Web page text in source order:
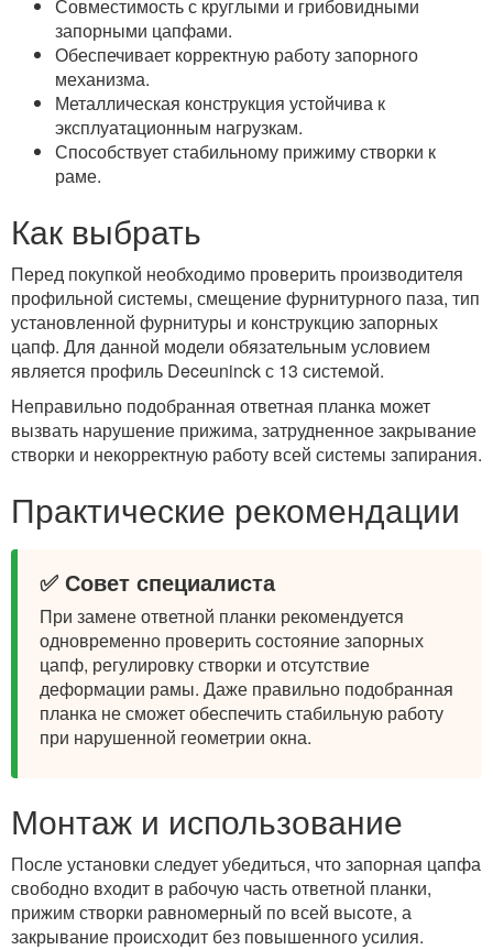
Совместимость с круглыми и грибовидными
запорными цапфами.
Обеспечивает корректную работу запорного
механизма.
Металлическая конструкция устойчива к
эксплуатационным нагрузкам.
Способствует стабильному прижиму створки к
раме.
Как выбрать
Перед покупкой необходимо проверить производителя
профильной системы, смещение фурнитурного паза, тип
установленной фурнитуры и конструкцию запорных
цапф. Для данной модели обязательным условием
является профиль Deceuninck с 13 системой.
Неправильно подобранная ответная планка может
вызвать нарушение прижима, затрудненное закрывание
створки и некорректную работу всей системы запирания.
Практические рекомендации
✅ Совет специалиста
При замене ответной планки рекомендуется
одновременно проверить состояние запорных
цапф, регулировку створки и отсутствие
деформации рамы. Даже правильно подобранная
планка не сможет обеспечить стабильную работу
при нарушенной геометрии окна.
Монтаж и использование
После установки следует убедиться, что запорная цапфа
свободно входит в рабочую часть ответной планки,
прижим створки равномерный по всей высоте, а
закрывание происходит без повышенного усилия.